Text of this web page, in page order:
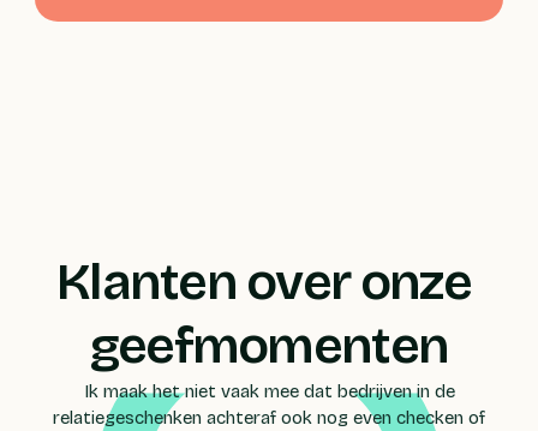
Klanten over onze
geefmomenten
Ik maak het niet vaak mee dat bedrijven in de
relatiegeschenken achteraf ook nog even checken of